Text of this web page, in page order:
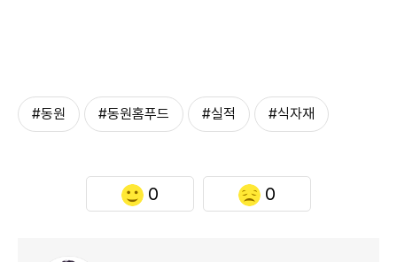
#동원 #동원홈푸드 #실적 #식자재
0 0